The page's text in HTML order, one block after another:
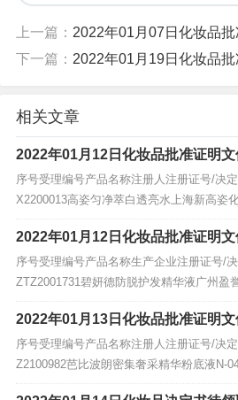
上一篇： 2022年01月07日化妆品批准证明
下一篇： 2022年01月19日化妆品批准证明
相关文章
2022年01月12日化妆品批准证明
序号受理编号产品名称注册人注册证号/决
X2200013高姿匀净萃白透亮水上海新高姿
1802942022-1-7交回旧证2GHZTX220001...
2022年01月12日化妆品批准证明
序号受理编号产品名称生产企业注册证号/
ZTZ2001731碧妍德防脱护发精华液广州盈
G202200012022-1-6/2GHZTZ2001741...
2022年01月13日化妆品批准证明
序号受理编号产品名称注册人注册证号/决
Z2100982芭比波朗密集奢采精华粉底液N-
妆特进字202200062022-01-06/2JHZTZ...